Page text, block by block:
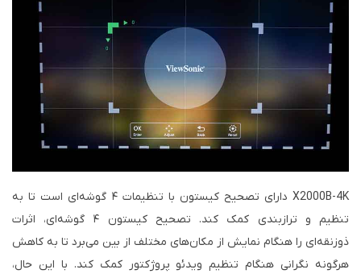
X2000B-4K دارای تصحیح کیستون با تنظیمات ۴ گوشه‌ای است تا به
تنظیم و ترازبندی کمک کند. تصحیح کیستون ۴ گوشه‌ای، اثرات
ذوزنقه‌ای را هنگام نمایش از مکان‌های مختلف از بین می‌برد تا به کاهش
هرگونه نگرانی هنگام تنظیم ویدئو پروژکتور کمک کند. با این حال،